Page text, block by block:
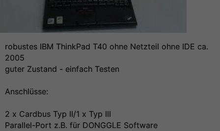
robustes IBM ThinkPad T40 ohne Netzteil ohne IDE ca.
2005
guter Zustand - einfach Testen
Anschlüsse:
2 x Cardbus Typ II/1 x Typ III
Parallel-Port z.B. für DONGGLE Software